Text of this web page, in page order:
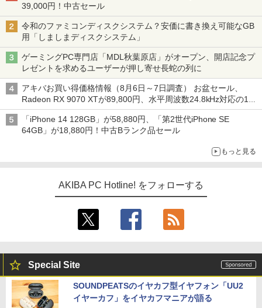
39,000円！中古セール
令和のファミコンディスクシステム？安価に書き換え可能なGB
用「しましまディスクシステム」
ゲーミングPC専門店「MDL秋葉原店」がオープン、開店記念プ
レゼントを求めるユーザーが押し寄せ長蛇の列に
アキバお買い得価格情報（8月6日～7日調査） お盆セール、
Radeon RX 9070 XTが89,800円、水平周波数24.8kHz対応の17
型モニターが9,801円、暑さ指数連動セール ほか
「iPhone 14 128GB」が58,880円、「第2世代iPhone SE
64GB」が18,880円！中古Bランク品セール
もっと見る
AKIBA PC Hotline! をフォローする
Special Site
SOUNDPEATSのイヤカフ型イヤフォン「UU2
イヤーカフ」をイヤカフマニアが語る